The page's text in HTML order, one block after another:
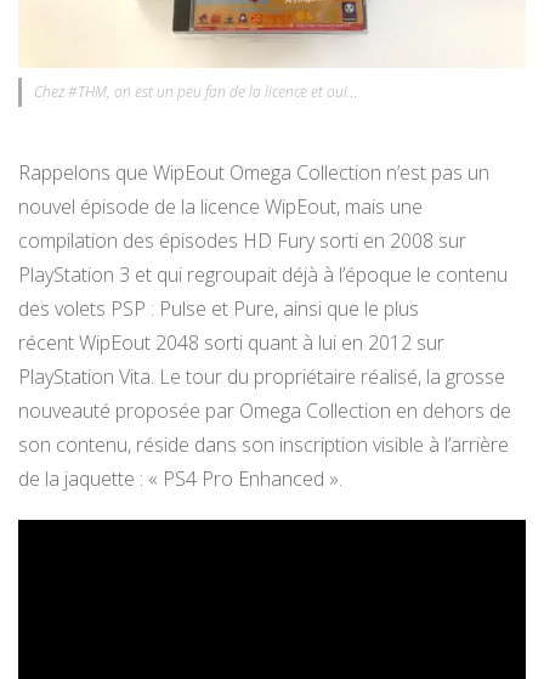
Chez #THM, on est un peu fan de la licence et oui…
Rappelons que WipEout Omega Collection n’est pas un
nouvel épisode de la licence WipEout, mais une
compilation des épisodes HD Fury sorti en 2008 sur
PlayStation 3 et qui regroupait déjà à l’époque le contenu
des volets PSP : Pulse et Pure, ainsi que le plus
récent WipEout 2048 sorti quant à lui en 2012 sur
PlayStation Vita. Le tour du propriétaire réalisé, la grosse
nouveauté proposée par Omega Collection en dehors de
son contenu, réside dans son inscription visible à l’arrière
de la jaquette : « PS4 Pro Enhanced ».